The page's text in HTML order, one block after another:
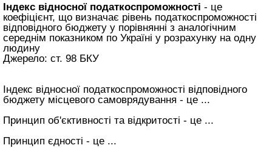
Індекс відносної податкоспроможності - це
коефіцієнт, що визначає рівень податкоспроможності
відповідного бюджету у порівнянні з аналогічним
середнім показником по Україні у розрахунку на одну
людину
Джерело: ст. 98 БКУ
Індекс відносної податкоспроможності відповідного
бюджету місцевого самоврядування - це ...
Принцип об'єктивності та відкритості - це ...
Принцип єдності - це ...